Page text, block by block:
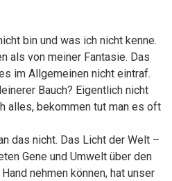
bin und was ich nicht kenne.
als von meiner Fantasie. Das
im Allgemeinen nicht eintraf.
Bauch? Eigentlich nicht
alles, bekommen tut man es oft
das nicht. Das Licht der Welt –
Gene und Umwelt über den
nehmen können, hat unser